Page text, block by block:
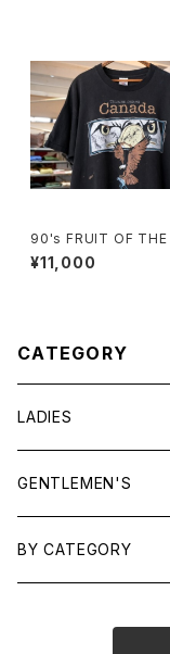
90's FRUIT OF THE
eagle printed Tee
n CANADA"
¥11,000
CATEGORY
LADIES
TOPS
SHIRTS
OUTERWEAR
GENTLEMEN'S
TOPS
BY CATEGORY